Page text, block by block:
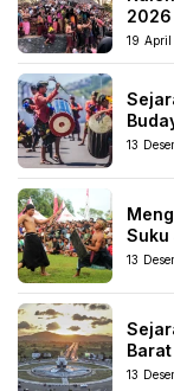
2026
19
13
Suku
13
Barat
13